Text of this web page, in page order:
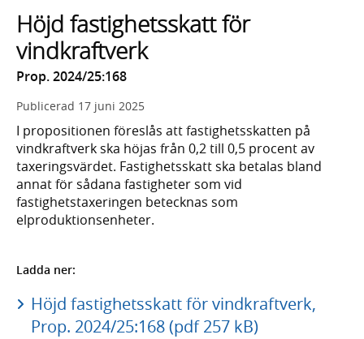
Höjd fastighetsskatt för
vindkraftverk
Prop. 2024/25:168
Publicerad 17 juni 2025
I propositionen föreslås att fastighetsskatten på
vindkraftverk ska höjas från 0,2 till 0,5 procent av
taxeringsvärdet. Fastighetsskatt ska betalas bland
annat för sådana fastigheter som vid
fastighetstaxeringen betecknas som
elproduktionsenheter.
Ladda ner:
Höjd fastighetsskatt för vindkraftverk,
Prop. 2024/25:168 (pdf 257 kB)